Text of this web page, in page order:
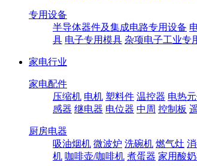
专用设备
半导体器件及集成电路专用设备
具 电子专用模具 杂项电子工业专
家电行业
家电配件
压缩机 电机 塑料件 温控器 电热
感器 继电器 电位器 中周 控制板
厨房电器
吸油烟机 微波炉 洗碗机 燃气灶
机 咖啡壶/咖啡机 煮蛋器 家用酸